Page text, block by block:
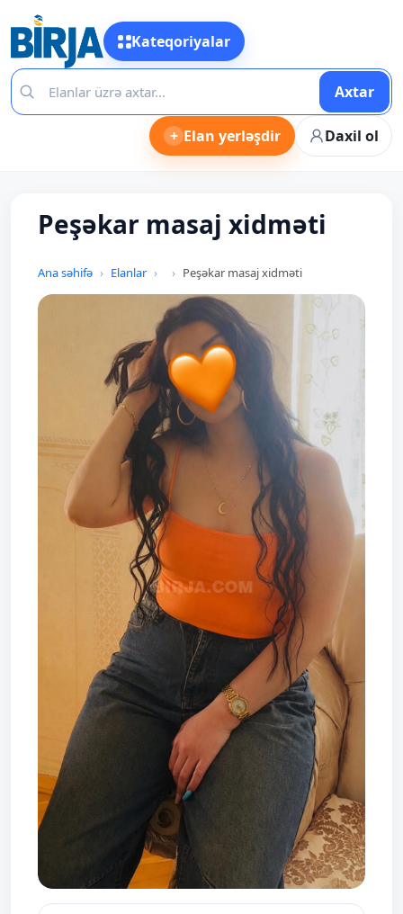
Kateqoriyalar
Axtar
+ Elan yerləşdir Daxil ol
Peşəkar masaj xidməti
Ana səhifə Elanlar Peşəkar masaj xidməti